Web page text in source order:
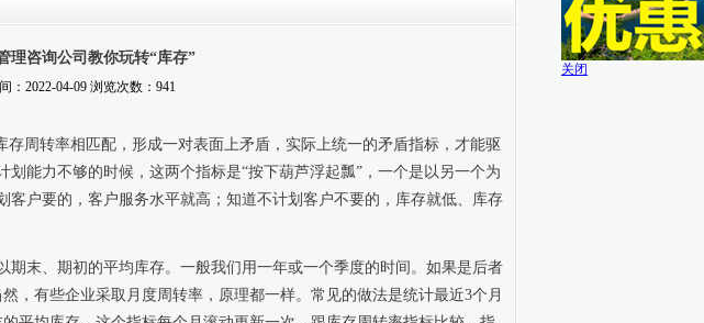
理咨询公司教你玩转“库存”
：2022-04-09 浏览次数：941
周转率相匹配，形成一对表面上矛盾，实际上统一的矛盾指标，才能驱
能力不够的时候，这两个指标是“按下葫芦浮起瓢”，一个是以另一个为
户要的，客户服务水平就高；知道不计划客户不要的，库存就低、库存
期末、期初的平均库存。一般我们用一年或一个季度的时间。如果是后者
，有些企业采取月度周转率，原理都一样。常见的做法是统计最近3个月
关闭